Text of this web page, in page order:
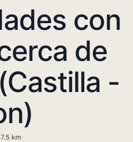
con
de
-
km